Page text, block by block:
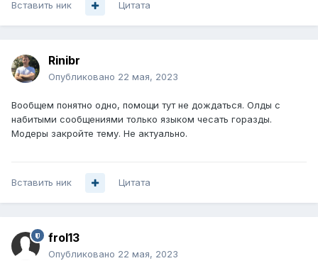
Вставить ник Цитата
Rinibr
Опубликовано 22 мая, 2023
Вообщем понятно одно, помощи тут не дождаться. Олды с
набитыми сообщениями только языком чесать горазды.
Модеры закройте тему. Не актуально.
Вставить ник Цитата
frol13
Опубликовано 22 мая, 2023